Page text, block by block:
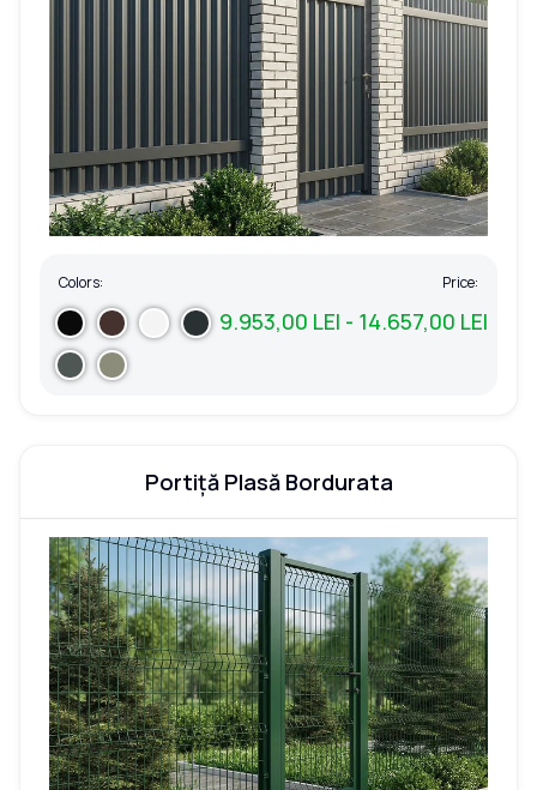
Colors: Price:
9.953,00 LEI - 14.657,00 LEI
Portiță Plasă Bordurata